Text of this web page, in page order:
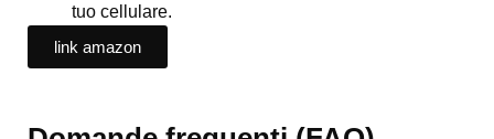
tuo cellulare.
link amazon